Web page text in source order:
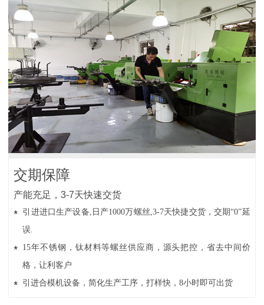
交期保障
产能充足，3-7天快速交货
引进进口生产设备,日产1000万螺丝,3-7天快捷交货，交期“0”延
误.
15年不锈钢，钛材料等螺丝供应商，源头把控，省去中间价
格，让利客户
引进合模机设备，简化生产工序，打样快，8小时即可出货